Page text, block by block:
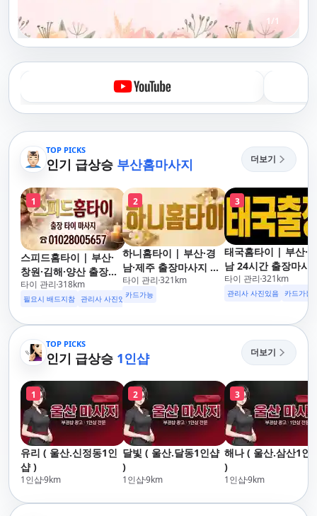
1 /1
TOP PICKS
인기 급상승 부산홈마사지 더보기
1
스피드홈타이 | 부산·
창원·김해·양산 출장마
사지 홈케어 24시 카드
가능 해운대,사상,광안
지,민락,수영,동래,남
산,구서,연산,서면,재
송,센텀,송도,자갈치,하
동,마린시티,송정,기장,
정관,일광,망미,토곡,시
청,양정,초량,사직,온
천,미남,만덕,괴정,학
장,금사,서동,반여,반
송,명륜,남천,대연,문
현,부전,개금,가야,주
례,괘법,학장,강서,신
타이 관리 318km
필요시 배드지참 관리사 사진있음
2
하니홈타이 | 부산·경
남·제주 출장마사지 타
이·아로마 전문
타이 관리 321km
카드가능
3
태국홈타이 | 부산·경
남 24시간 출장마사
후불제/해운대,사상,
안리,남포동,구포,덕
명지,민락,수영,동래
산,구서,연산,서면,재
송,센텀,송도,자갈치
단,다대포,범일,범천
동,마린시티,송정,기
정관,일광,망미,토곡
청,양정,초량,사직,온
천,미남,만덕,괴정,학
장,금사,서동,반여,반
송,명륜,남천,대연,문
현,부전,개금,가야,주
례,괘법,학장,강서,신
호,서구,암남
타이 관리 321km
관리사 사진있음 카드가능
TOP PICKS
인기 급상승 1인샵 더보기
1
유리 ( 울산.신정동1인
샵 )
1인샵9km
2
달빛 ( 울산.달동1인샵
)
1인샵9km
3
해나 ( 울산.삼산1인
)
1인샵9km